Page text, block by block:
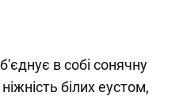
в собі сонячну
білих еустом,